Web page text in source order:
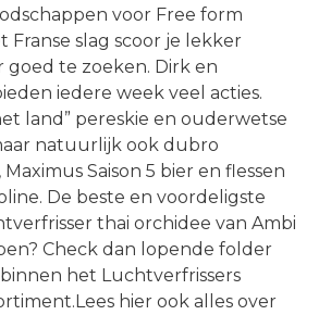
voor Free form
Franse slag scoor je lekker
goed te zoeken. Dirk en
iedere week veel acties.
land” pereskie en ouderwetse
natuurlijk ook dubro
Saison 5 bier en flessen
De beste en voordeligste
thai orchidee van Ambi
Check dan lopende folder
het Luchtverfrissers
hier ook alles over